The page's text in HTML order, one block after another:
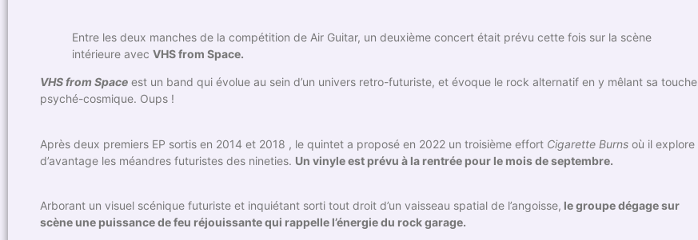
Entre les deux manches de la compétition de Air Guitar, un deuxième concert était prévu cette fois sur la scène
intérieure avec VHS from Space.
VHS from Space est un band qui évolue au sein d’un univers retro-futuriste, et évoque le rock alternatif en y mêlant sa touche
psyché-cosmique. Oups !
Après deux premiers EP sortis en 2014 et 2018 , le quintet a proposé en 2022 un troisième effort Cigarette Burns où il explore
d’avantage les méandres futuristes des nineties. Un vinyle est prévu à la rentrée pour le mois de septembre.
Arborant un visuel scénique futuriste et inquiétant sorti tout droit d’un vaisseau spatial de l’angoisse, le groupe dégage sur
scène une puissance de feu réjouissante qui rappelle l’énergie du rock garage.